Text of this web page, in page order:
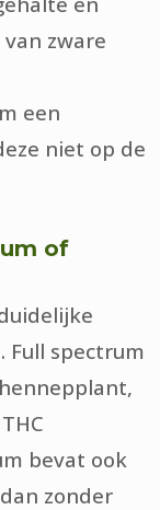
zware
een
niet op de
of
spectrum
bevat ook
zonder